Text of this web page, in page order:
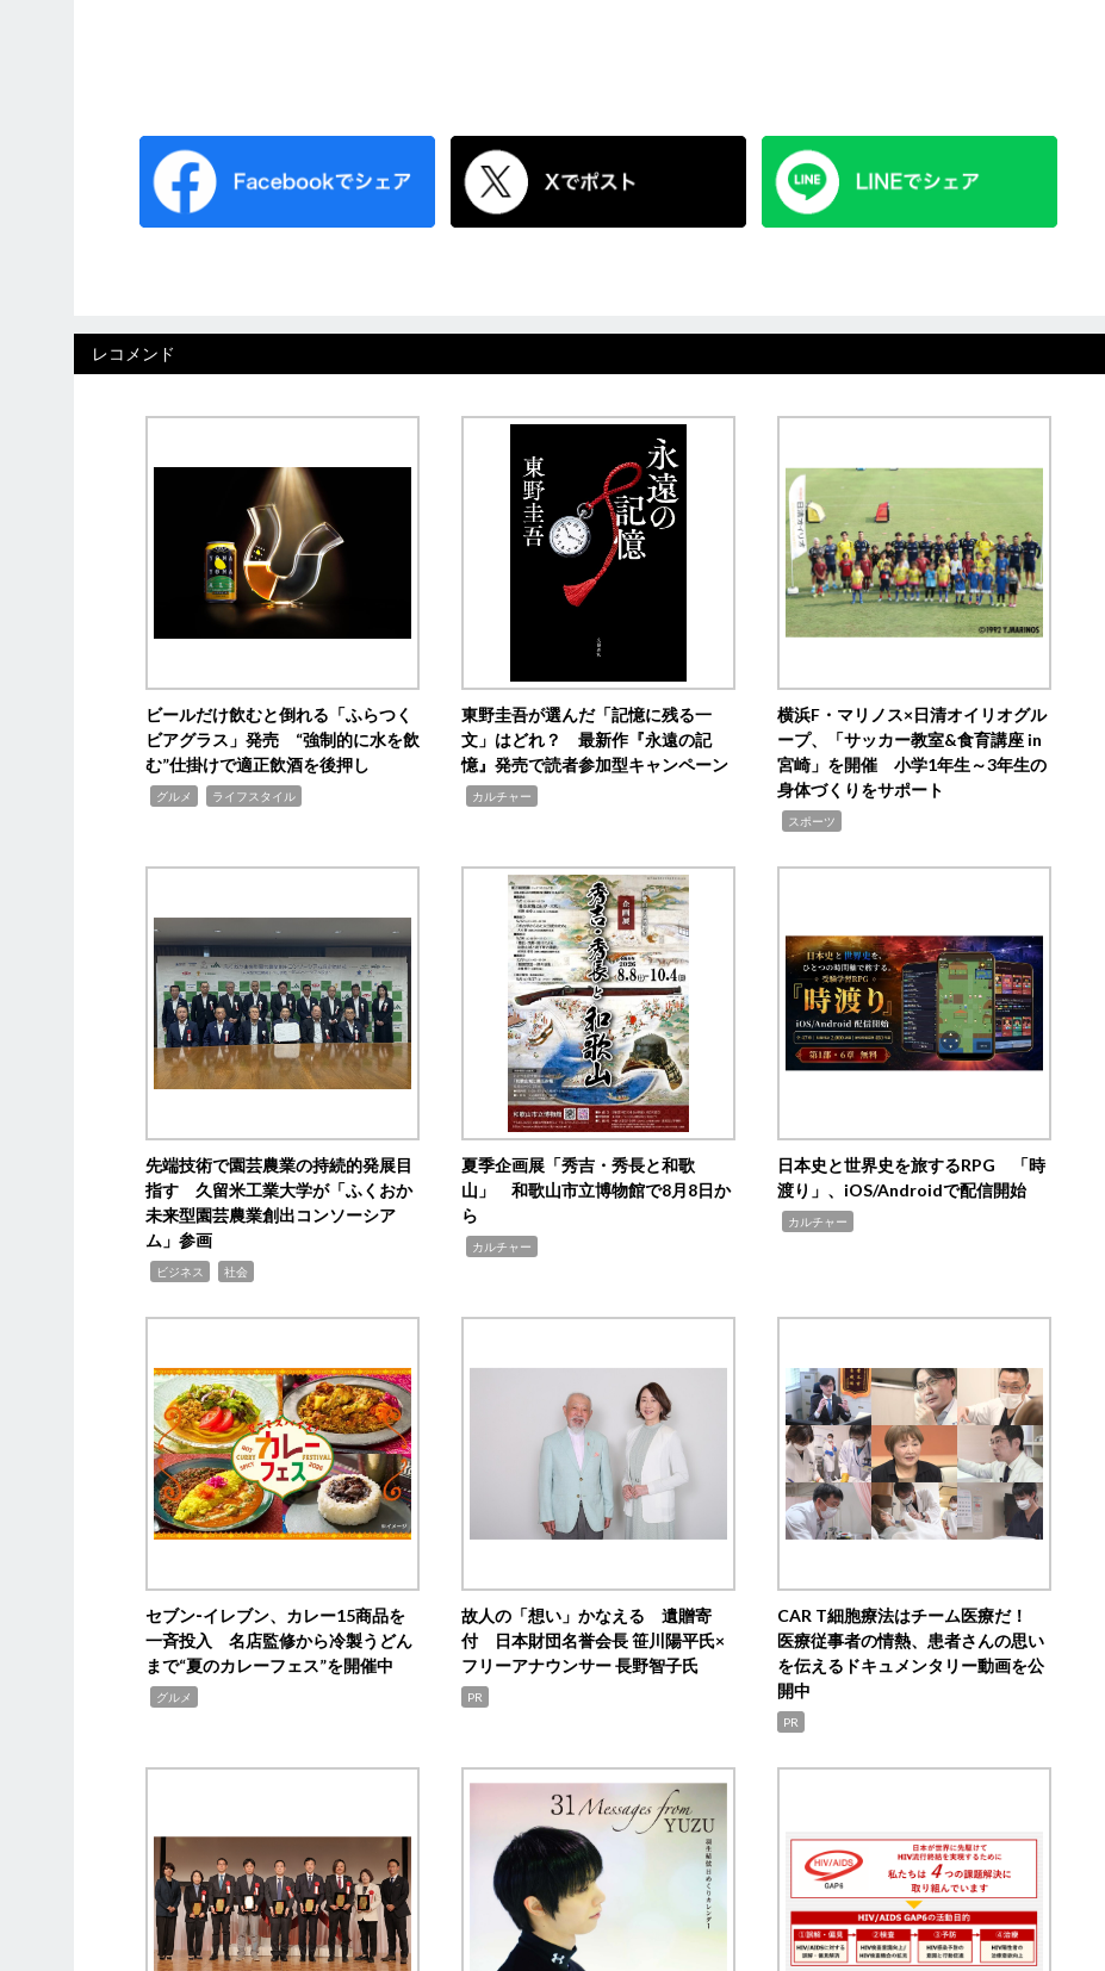
レコメンド
ビールだけ飲むと倒れる「ふらつく
ビアグラス」発売 “強制的に水を飲
む”仕掛けで適正飲酒を後押し
グルメ ライフスタイル
東野圭吾が選んだ「記憶に残る一
文」はどれ？ 最新作『永遠の記
憶』発売で読者参加型キャンペーン
カルチャー
横浜F・マリノス×日清オイリオグル
ープ、「サッカー教室&食育講座 in
宮崎」を開催 小学1年生～3年生の
身体づくりをサポート
スポーツ
先端技術で園芸農業の持続的発展目
指す 久留米工業大学が「ふくおか
未来型園芸農業創出コンソーシア
ム」参画
ビジネス 社会
夏季企画展「秀吉・秀長と和歌
山」 和歌山市立博物館で8月8日か
ら
カルチャー
日本史と世界史を旅するRPG 「時
渡り」、iOS/Androidで配信開始
カルチャー
セブン‐イレブン、カレー15商品を
一斉投入 名店監修から冷製うどん
まで“夏のカレーフェス”を開催中
グルメ
故人の「想い」かなえる 遺贈寄
付 日本財団名誉会長 笹川陽平氏×
フリーアナウンサー 長野智子氏
PR
CAR T細胞療法はチーム医療だ！
医療従事者の情熱、患者さんの思い
を伝えるドキュメンタリー動画を公
開中
PR